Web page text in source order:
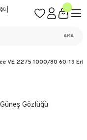
ARA
VE 2275 1000/80 60-19
Gözlüğü